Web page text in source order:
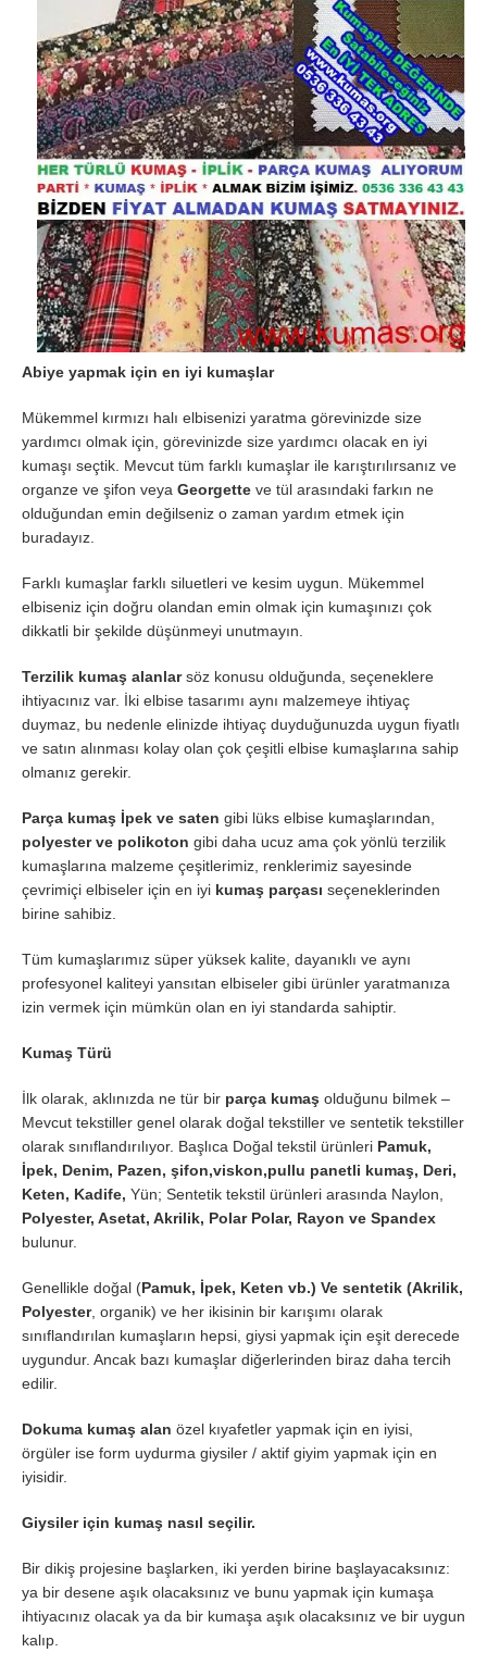
Abiye yapmak için en iyi kumaşlar
Mükemmel kırmızı halı elbisenizi yaratma görevinizde size
yardımcı olmak için, görevinizde size yardımcı olacak en iyi
kumaşı seçtik. Mevcut tüm farklı kumaşlar ile karıştırılırsanız ve
organze ve şifon veya Georgette ve tül arasındaki farkın ne
olduğundan emin değilseniz o zaman yardım etmek için
buradayız.
Farklı kumaşlar farklı siluetleri ve kesim uygun. Mükemmel
elbiseniz için doğru olandan emin olmak için kumaşınızı çok
dikkatli bir şekilde düşünmeyi unutmayın.
Terzilik kumaş alanlarsöz konusu olduğunda, seçeneklere
ihtiyacınız var. İki elbise tasarımı aynı malzemeye ihtiyaç
duymaz, bu nedenle elinizde ihtiyaç duyduğunuzda uygun fiyatlı
ve satın alınması kolay olan çok çeşitli elbise kumaşlarına sahip
olmanız gerekir.
Parça kumaş İpek ve saten gibi lüks elbise kumaşlarından,
polyester ve polikoton gibi daha ucuz ama çok yönlü terzilik
kumaşlarına malzeme çeşitlerimiz, renklerimiz sayesinde
çevrimiçi elbiseler için en iyi kumaş parçası seçeneklerinden
birine sahibiz.
Tüm kumaşlarımız süper yüksek kalite, dayanıklı ve aynı
profesyonel kaliteyi yansıtan elbiseler gibi ürünler yaratmanıza
izin vermek için mümkün olan en iyi standarda sahiptir.
Kumaş Türü
İlk olarak, aklınızda ne tür bir parça kumaş olduğunu bilmek –
Mevcut tekstiller genel olarak doğal tekstiller ve sentetik tekstiller
olarak sınıflandırılıyor. Başlıca Doğal tekstil ürünleri Pamuk,
İpek, Denim, Pazen, şifon,viskon,pullu panetli kumaş, Deri,
Keten, Kadife, Yün; Sentetik tekstil ürünleri arasında Naylon,
Polyester, Asetat, Akrilik, Polar Polar, Rayon ve Spandex
bulunur.
Genellikle doğal (Pamuk, İpek, Keten vb.) Ve sentetik (Akrilik,
Polyester, organik) ve her ikisinin bir karışımı olarak
sınıflandırılan kumaşların hepsi, giysi yapmak için eşit derecede
uygundur. Ancak bazı kumaşlar diğerlerinden biraz daha tercih
edilir.
Dokuma kumaş alan özel kıyafetler yapmak için en iyisi,
örgüler ise form uydurma giysiler / aktif giyim yapmak için en
iyisidir.
Giysiler için kumaş nasıl seçilir.
Bir dikiş projesine başlarken, iki yerden birine başlayacaksınız:
ya bir desene aşık olacaksınız ve bunu yapmak için kumaşa
ihtiyacınız olacak ya da bir kumaşa aşık olacaksınız ve bir uygun
kalıp.